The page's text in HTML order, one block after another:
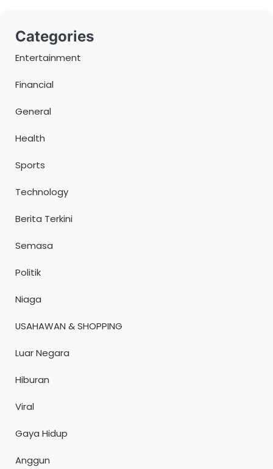
Categories
Entertainment
Financial
General
Health
Sports
Technology
Berita Terkini
Semasa
Politik
Niaga
USAHAWAN & SHOPPING
Luar Negara
Hiburan
Viral
Gaya Hidup
Anggun